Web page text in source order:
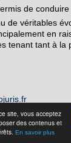
site, vous acceptez
des contenus et
En savoir plus
de conduire
de véritables
en
tenant tant à la
des points